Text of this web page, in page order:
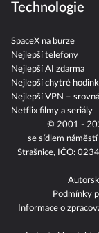
© 2001 -
se sídlem
Strašnice, IČO:
Podmínky
Informace o
Technologie
SpaceX na burze
Nejlepší telefony
Nejlepší AI zdarma
Nejlepší chytré
Nejlepší VPN –
Netflix filmy a seriály